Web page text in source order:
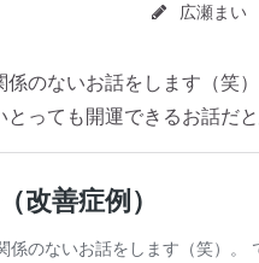
広瀬まい
のないお話をします（笑）
っても開運できるお話だと